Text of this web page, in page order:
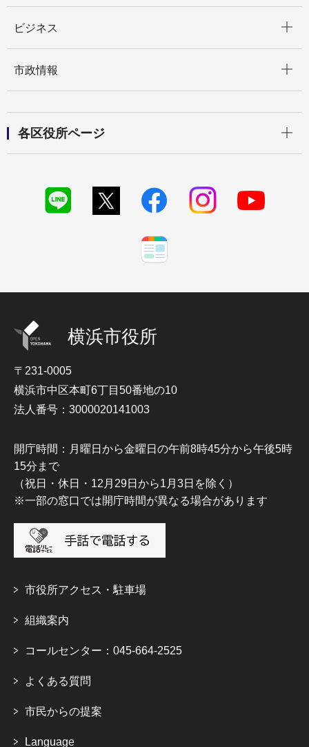
ビジネス
市政情報
各区役所ページ
横浜市役所
〒231-0005
横浜市中区本町6丁目50番地の10
法人番号：3000020141003
開庁時間：月曜日から金曜日の午前8時45分から午後5時
15分まで
（祝日・休日・12月29日から1月3日を除く）
※一部の窓口では開庁時間が異なる場合があります
市役所アクセス・駐車場
組織案内
コールセンター：045-664-2525
よくある質問
市民からの提案
Language